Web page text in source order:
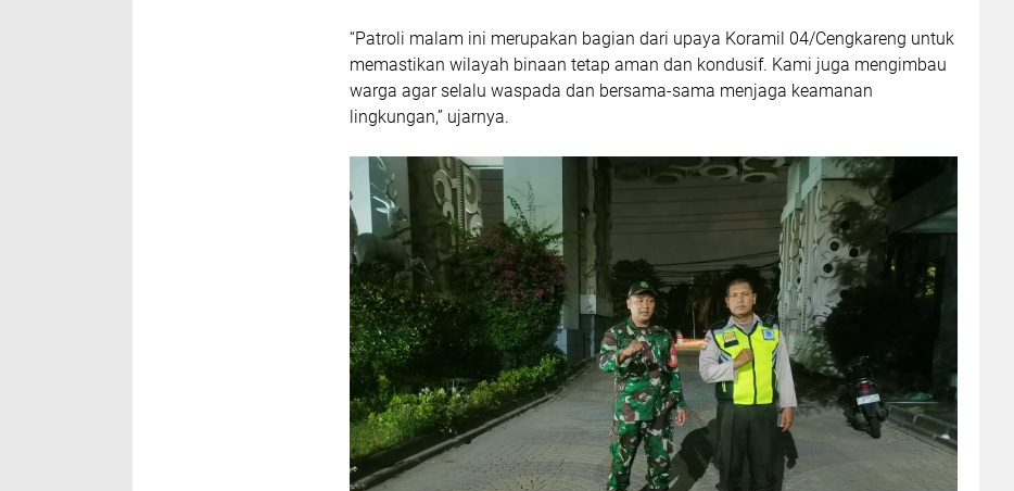
“Patroli malam ini merupakan bagian dari upaya Koramil 04/Cengkareng untuk
memastikan wilayah binaan tetap aman dan kondusif. Kami juga mengimbau
warga agar selalu waspada dan bersama-sama menjaga keamanan
lingkungan,” ujarnya.